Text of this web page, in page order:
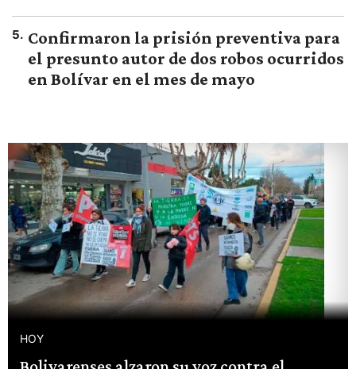
5. Confirmaron la prisión preventiva para
el presunto autor de dos robos ocurridos
en Bolívar en el mes de mayo
HOY